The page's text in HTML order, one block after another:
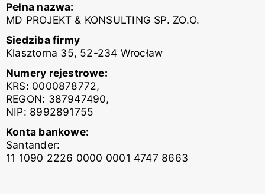
Pełna nazwa:
MD PROJEKT & KONSULTING SP. ZO.O.
Siedziba firmy
Klasztorna 35, 52-234 Wrocław
Numery rejestrowe:
KRS: 0000878772,
REGON: 387947490,
NIP: 8992891755
Konta bankowe:
Santander:
11 1090 2226 0000 0001 4747 8663